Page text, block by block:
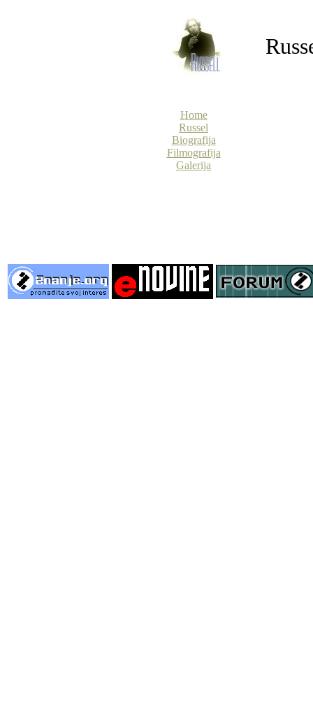
Home
Russel
Biografija
Filmografija
Galerija